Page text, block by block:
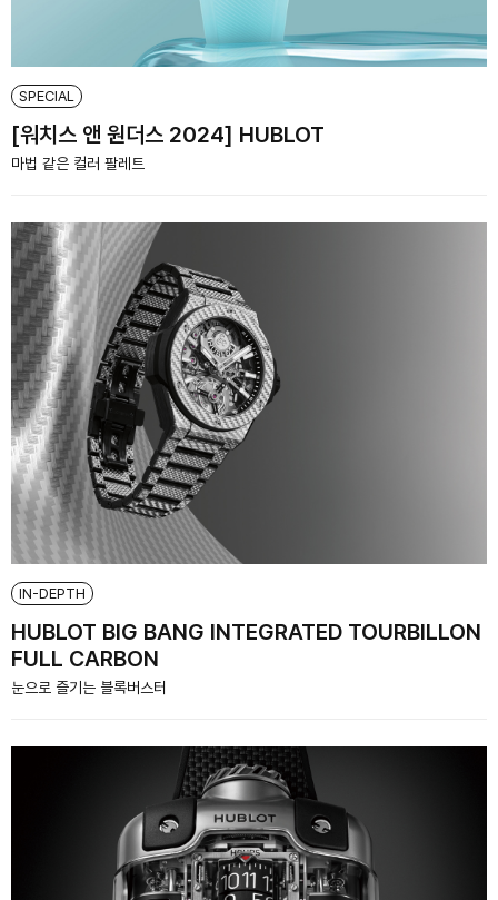
SPECIAL
[워치스 앤 원더스 2024] HUBLOT
마법 같은 컬러 팔레트
IN-DEPTH
HUBLOT BIG BANG INTEGRATED TOURBILLON
FULL CARBON
눈으로 즐기는 블록버스터